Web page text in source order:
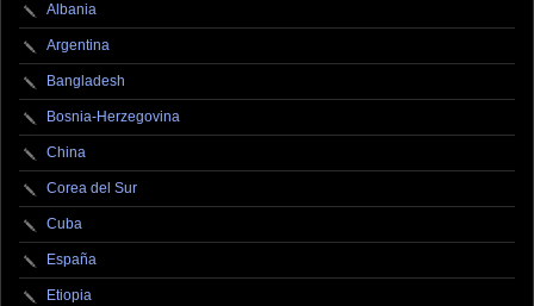
Albania
Argentina
Bangladesh
Bosnia-Herzegovina
China
Corea del Sur
Cuba
España
Etiopia